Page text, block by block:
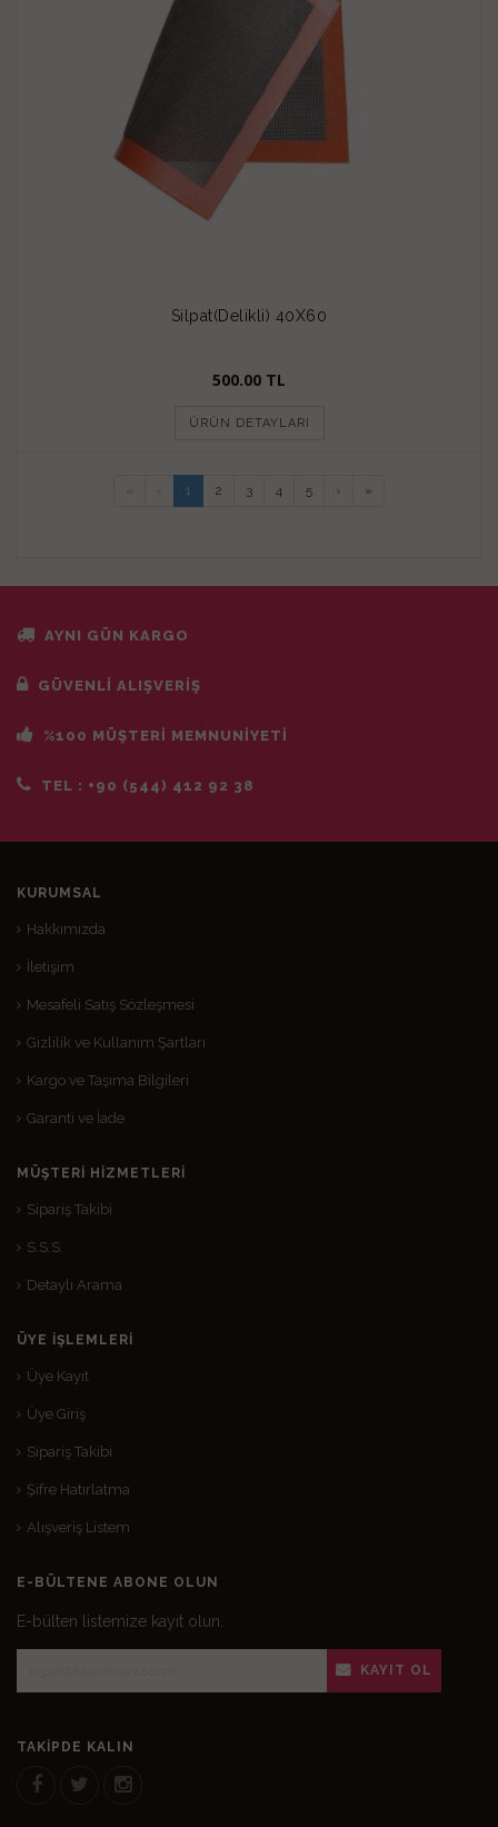
Silpat(Delikli) 40X60
500.00 TL
ÜRÜN DETAYLARI
1 2 3 4 5 › »
AYNI GÜN KARGO
GÜVENLİ ALIŞVERİŞ
%100 MÜŞTERİ MEMNUNİYETİ
TEL : +90 (544) 412 92 38
KURUMSAL
Hakkımızda
İletişim
Mesafeli Satış Sözleşmesi
Gizlilik ve Kullanım Şartları
Kargo ve Taşıma Bilgileri
Garanti ve İade
MÜŞTERI HIZMETLERI
Sipariş Takibi
S.S.S.
Detaylı Arama
ÜYE İŞLEMLERI
Üye Kayıt
Üye Giriş
Sipariş Takibi
Şifre Hatırlatma
Alışveriş Listem
E-BÜLTENE ABONE OLUN
E-bülten listemize kayıt olun.
KAYIT OL
TAKIPDE KALIN